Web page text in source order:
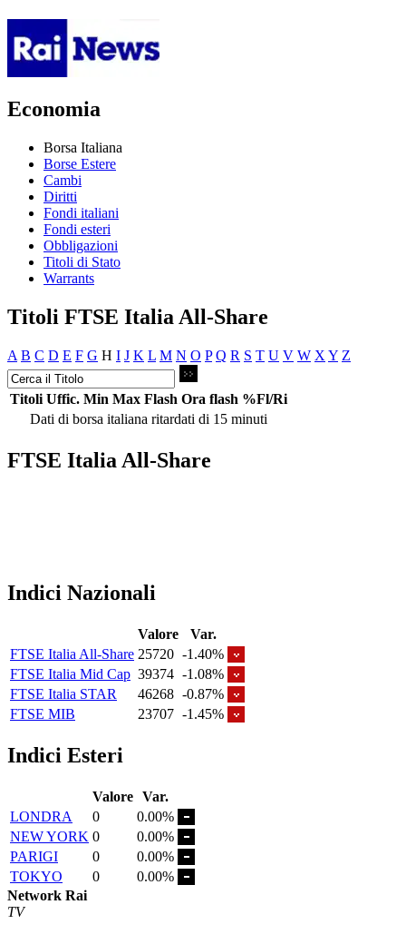
Economia
Borsa Italiana
Borse Estere
Cambi
Diritti
Fondi italiani
Fondi esteri
Obbligazioni
Titoli di Stato
Warrants
Titoli FTSE Italia All-Share
A B C D E F G H I J K L M N O P Q R S T U V W X Y Z
Titoli Uffic. Min Max Flash Ora flash %Fl/Ri
Dati di borsa italiana ritardati di 15 minuti
FTSE Italia All-Share
Indici Nazionali
Valore
Var.
FTSE Italia All-Share 25720 -1.40%
FTSE Italia Mid Cap 39374 -1.08%
FTSE Italia STAR
46268 -0.87%
FTSE MIB
23707 -1.45%
Indici Esteri
Valore Var.
LONDRA
0
0.00%
NEW YORK 0
0.00%
PARIGI
0
0.00%
TOKYO
0
0.00%
Network Rai
TV